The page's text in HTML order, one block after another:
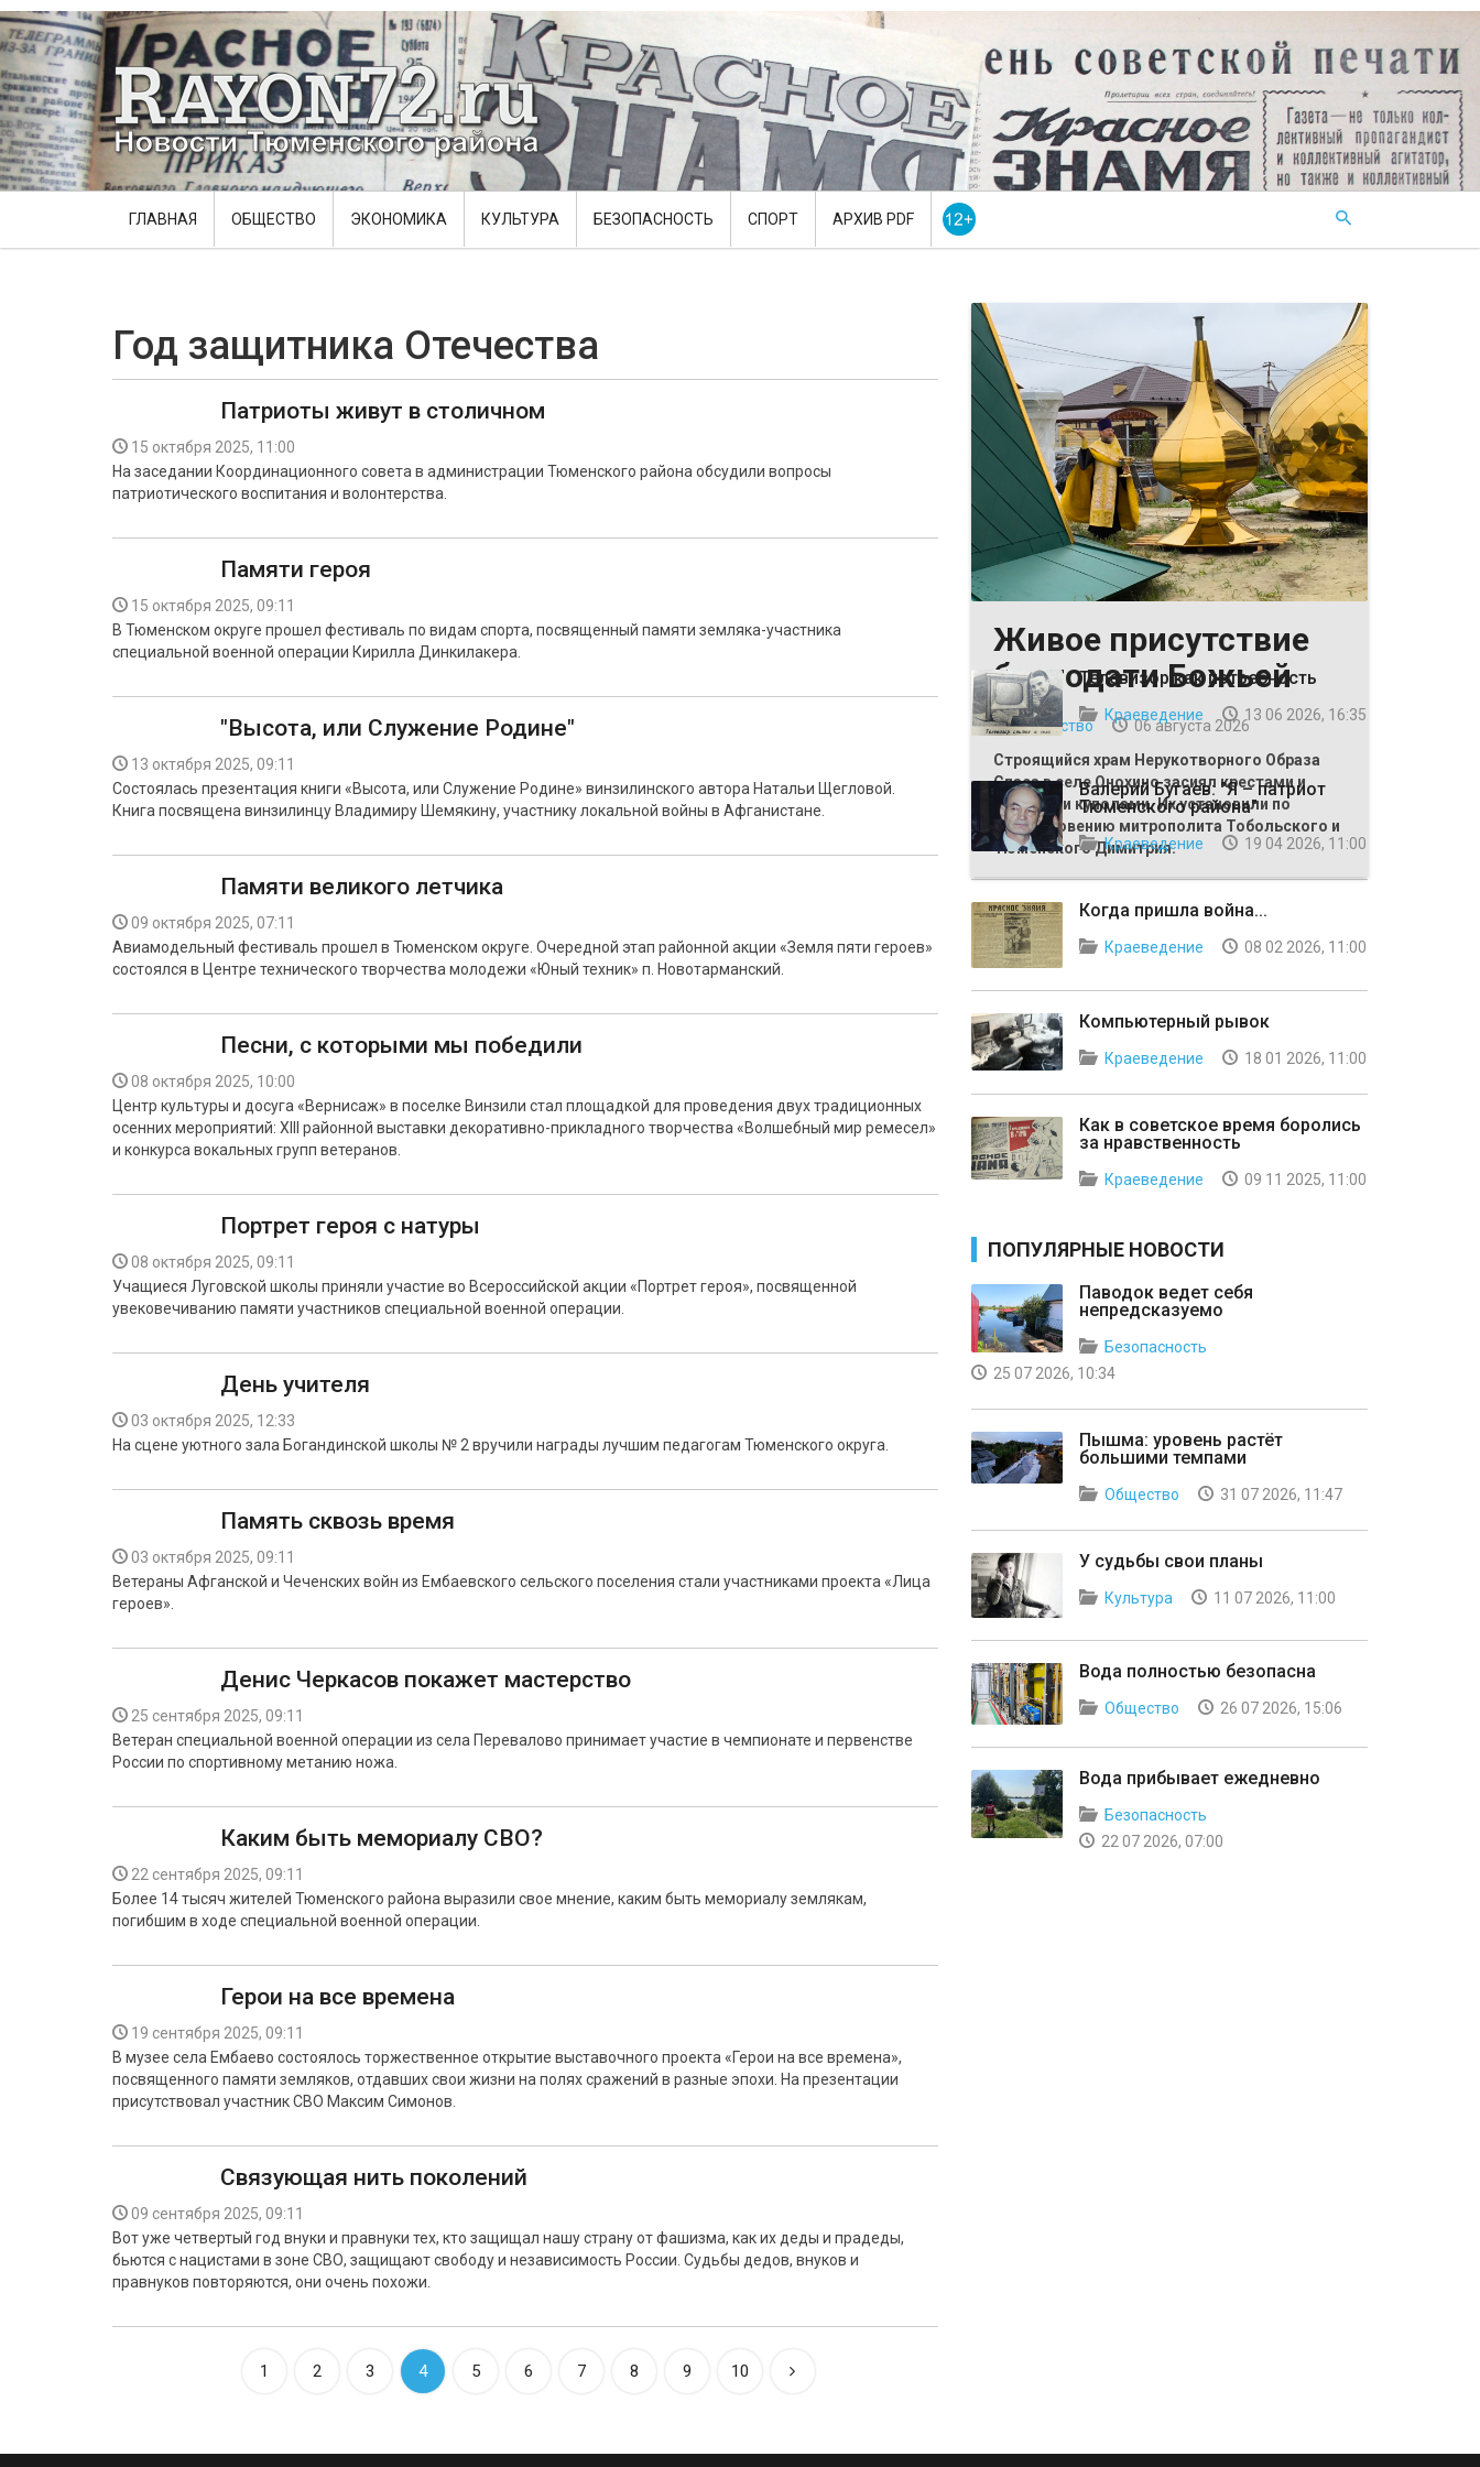
ГЛАВНАЯ ОБЩЕСТВО ЭКОНОМИКА КУЛЬТУРА БЕЗОПАСНОСТЬ СПОРТ АРХИВ PDF
Год защитника Отечества
Патриоты живут в столичном
15 октября 2025, 11:00
На заседании Координационного совета в администрации Тюменского района обсудили вопросы
патриотического воспитания и волонтерства.
Памяти героя
15 октября 2025, 09:11
В Тюменском округе прошел фестиваль по видам спорта, посвященный памяти земляка-участника
специальной военной операции Кирилла Динкилакера.
"Высота, или Служение Родине"
13 октября 2025, 09:11
Состоялась презентация книги «Высота, или Служение Родине» винзилинского автора Натальи Щегловой.
Книга посвящена винзилинцу Владимиру Шемякину, участнику локальной войны в Афганистане.
Памяти великого летчика
09 октября 2025, 07:11
Авиамодельный фестиваль прошел в Тюменском округе. Очередной этап районной акции «Земля пяти героев»
состоялся в Центре технического творчества молодежи «Юный техник» п. Новотарманский.
Песни, с которыми мы победили
08 октября 2025, 10:00
Центр культуры и досуга «Вернисаж» в поселке Винзили стал площадкой для проведения двух традиционных
осенних мероприятий: XIII районной выставки декоративно-прикладного творчества «Волшебный мир ремесел»
и конкурса вокальных групп ветеранов.
Портрет героя с натуры
08 октября 2025, 09:11
Учащиеся Луговской школы приняли участие во Всероссийской акции «Портрет героя», посвященной
увековечиванию памяти участников специальной военной операции.
День учителя
03 октября 2025, 12:33
На сцене уютного зала Богандинской школы № 2 вручили награды лучшим педагогам Тюменского округа.
Память сквозь время
03 октября 2025, 09:11
Ветераны Афганской и Чеченских войн из Ембаевского сельского поселения стали участниками проекта «Лица
героев».
Денис Черкасов покажет мастерство
25 сентября 2025, 09:11
Ветеран специальной военной операции из села Перевалово принимает участие в чемпионате и первенстве
России по спортивному метанию ножа.
Каким быть мемориалу СВО?
22 сентября 2025, 09:11
Более 14 тысяч жителей Тюменского района выразили свое мнение, каким быть мемориалу землякам,
погибшим в ходе специальной военной операции.
Герои на все времена
19 сентября 2025, 09:11
В музее села Ембаево состоялось торжественное открытие выставочного проекта «Герои на все времена»,
посвященного памяти земляков, отдавших свои жизни на полях сражений в разные эпохи. На презентации
присутствовал участник СВО Максим Симонов.
Связующая нить поколений
09 сентября 2025, 09:11
Вот уже четвертый год внуки и правнуки тех, кто защищал нашу страну от фашизма, как их деды и прадеды,
бьются с нацистами в зоне СВО, защищают свободу и независимость России. Судьбы дедов, внуков и
правнуков повторяются, они очень похожи.
1 2 3 4 5 6 7 8 9 10
Живое присутствие
благодати Божьей
Общество
06 августа 2026
Строящийся храм Нерукотворного Образа
Спаса в селе Онохино засиял крестами и
главными куполами. Их установили по
благословению митрополита Тобольского и
Тюменского Димитрия.
ВЫБОР РЕДАКЦИИ
Телевизор как потребность
Краеведение 13 06 2026, 16:35
Валерий Бугаев: "Я – патриот
Тюменского района"
Краеведение 19 04 2026, 11:00
Когда пришла война...
Краеведение 08 02 2026, 11:00
Компьютерный рывок
Краеведение 18 01 2026, 11:00
Как в советское время боролись
за нравственность
Краеведение 09 11 2025, 11:00
ПОПУЛЯРНЫЕ НОВОСТИ
Паводок ведет себя
непредсказуемо
Безопасность
25 07 2026, 10:34
Пышма: уровень растёт
большими темпами
Общество 31 07 2026, 11:47
У судьбы свои планы
Культура 11 07 2026, 11:00
Вода полностью безопасна
Общество 26 07 2026, 15:06
Вода прибывает ежедневно
Безопасность
22 07 2026, 07:00